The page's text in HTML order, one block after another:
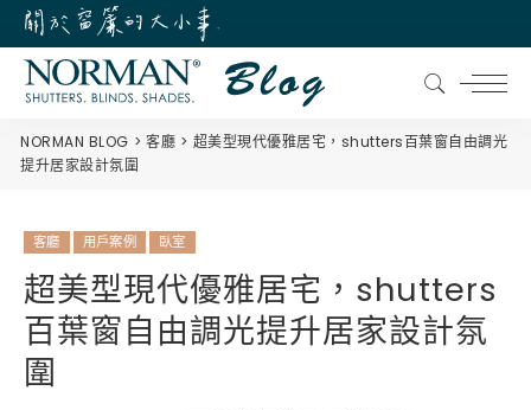
NORMAN BLOG 客廳
超美型現代優雅居宅，shutters百葉窗自由調光
提升居家設計氛圍
客廳 用戶案例 臥室
超美型現代優雅居宅，shutters
百葉窗自由調光提升居家設計氛
圍